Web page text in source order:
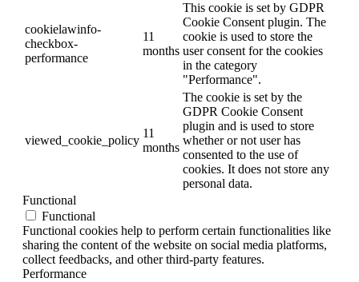
cookielawinfo-
checkbox-
performance
11
months
This cookie is set by GDPR
Cookie Consent plugin. The
cookie is used to store the
user consent for the cookies
in the category
"Performance".
viewed_cookie_policy
11
months
The cookie is set by the
GDPR Cookie Consent
plugin and is used to store
whether or not user has
consented to the use of
cookies. It does not store any
personal data.
Functional
Functional
Functional cookies help to perform certain functionalities like
sharing the content of the website on social media platforms,
collect feedbacks, and other third-party features.
Performance